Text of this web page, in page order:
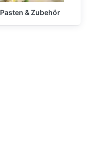
Pasten & Zubehör